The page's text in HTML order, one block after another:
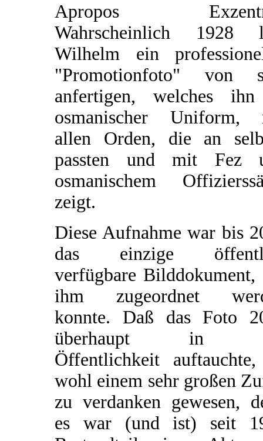
Apropos
Wahrscheinlich 1928
Wilhelm ein
"Promotionfoto" von
anfertigen, welches
osmanischer Uniform,
allen Orden, die an
passten und mit Fez
osmanischem
zeigt.
Diese Aufnahme war bis
das einzige
verfügbare Bilddokument,
ihm zugeordnet
konnte. Daß das Foto
überhaupt in
Öffentlichkeit
wohl einem sehr großen
zu verdanken gewesen,
es war (und ist) seit